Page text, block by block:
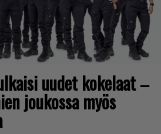
uudet kokelaat –
joukossa myös